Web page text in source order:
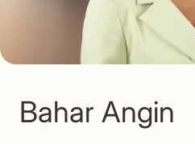
Bahar Angin